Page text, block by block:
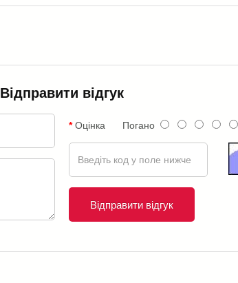
Відправити відгук
Оцінка Погано
Відправити відгук